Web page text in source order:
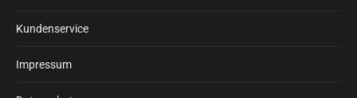
Kundenservice
Impressum